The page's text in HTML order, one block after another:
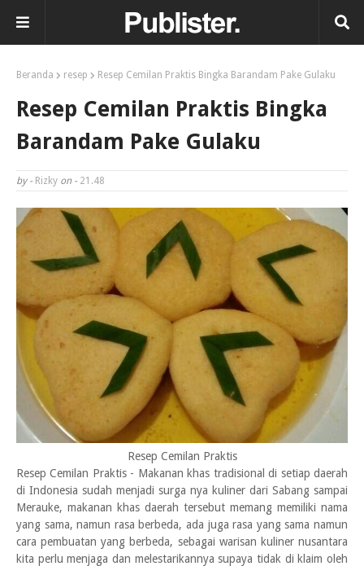
Beranda resep Resep Cemilan Praktis Bingka Barandam Pake Gulaku
Resep Cemilan Praktis Bingka
Barandam Pake Gulaku
by - Rizky on - 21.48
Resep Cemilan Praktis
Resep Cemilan Praktis - Makanan khas tradisional di setiap daerah
di Indonesia sudah menjadi surga nya kuliner dari Sabang sampai
Merauke, makanan khas daerah tersebut memang memiliki nama
yang sama, namun rasa berbeda, ada juga rasa yang sama namun
cara pembuatan yang berbeda, sebagai warisan kuliner nusantara
kita perlu menjaga dan melestarikannya supaya tidak di klaim oleh